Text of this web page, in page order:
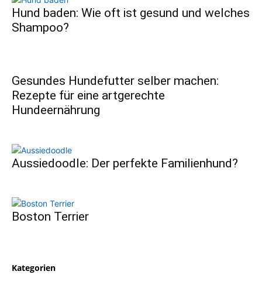
Hund baden: Wie oft ist gesund und welches
Shampoo?
Gesundes Hundefutter selber machen:
Rezepte für eine artgerechte
Hundeernährung
Aussiedoodle: Der perfekte Familienhund?
Boston Terrier
Kategorien